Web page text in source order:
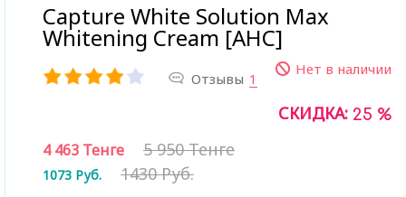
Capture White Solution Max
Whitening Cream [AHC]
Отзывы 1
Нет в наличии
СКИДКА: 25 %
4 463 Тенге 5 950 Тенге
1073 Руб. 1430 Руб.